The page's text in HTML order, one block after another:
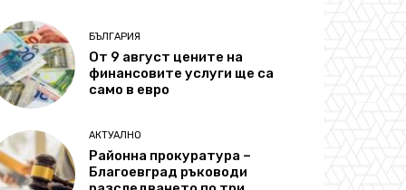
БЪЛГАРИЯ
От 9 август цените на
финансовите услуги ще са
само в евро
АКТУАЛНО
Районна прокуратура –
Благоевград ръководи